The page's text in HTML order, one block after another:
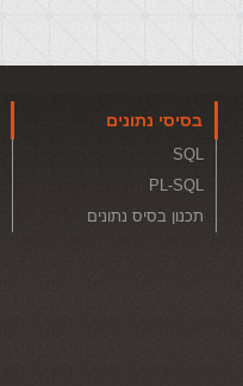
בסיסי נתונים
SQL
PL-SQL
תכנון בסיס נתונים